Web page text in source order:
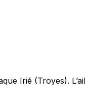
Irié (Troyes).